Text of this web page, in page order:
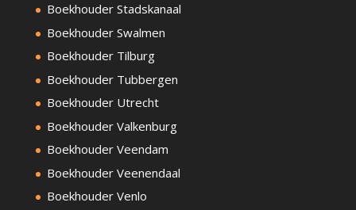
Boekhouder Stadskanaal
Boekhouder Swalmen
Boekhouder Tilburg
Boekhouder Tubbergen
Boekhouder Utrecht
Boekhouder Valkenburg
Boekhouder Veendam
Boekhouder Veenendaal
Boekhouder Venlo